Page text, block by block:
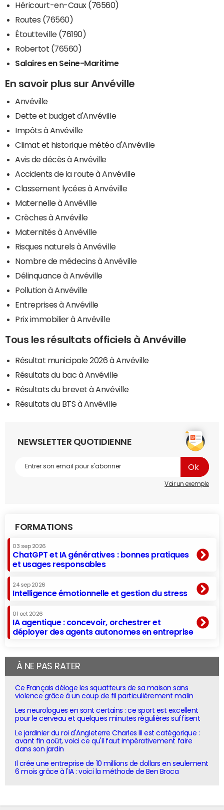
Héricourt-en-Caux (76560)
Routes (76560)
Étoutteville (76190)
Robertot (76560)
Salaires en Seine-Maritime
En savoir plus sur Anvéville
Anvéville
Dette et budget d'Anvéville
Impôts à Anvéville
Climat et historique météo d'Anvéville
Avis de décès à Anvéville
Accidents de la route à Anvéville
Classement lycées à Anvéville
Maternelle à Anvéville
Crèches à Anvéville
Maternités à Anvéville
Risques naturels à Anvéville
Nombre de médecins à Anvéville
Délinquance à Anvéville
Pollution à Anvéville
Entreprises à Anvéville
Prix immobilier à Anvéville
Tous les résultats officiels à Anvéville
Résultat municipale 2026 à Anvéville
Résultats du bac à Anvéville
Résultats du brevet à Anvéville
Résultats du BTS à Anvéville
NEWSLETTER QUOTIDIENNE
Voir un exemple
FORMATIONS
03 sep 2026
ChatGPT et IA génératives : bonnes pratiques
et usages responsables
24 sep 2026
Intelligence émotionnelle et gestion du stress
01 oct 2026
IA agentique : concevoir, orchestrer et
déployer des agents autonomes en entreprise
À NE PAS RATER
Ce Français déloge les squatteurs de sa maison sans
violence grâce à un coup de fil particulièrement malin
Les neurologues en sont certains : ce sport est excellent
pour le cerveau et quelques minutes régulières suffisent
Le jardinier du roi d'Angleterre Charles III est catégorique :
avant fin août, voici ce qu'il faut impérativement faire
dans son jardin
Il crée une entreprise de 10 millions de dollars en seulement
6 mois grâce à l'IA : voici la méthode de Ben Broca